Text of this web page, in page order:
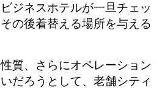
ジネスホテルが一旦チェッ
の後着替える場所を与える
質、さらにオペレーション
だろうとして、老舗シティ